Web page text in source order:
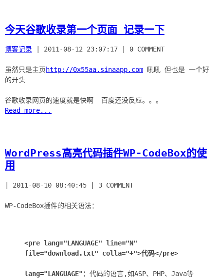
今天谷歌收录第一个页面 记录一下
博客记录 2011-08-12 23:07:17 0 COMMENT
虽然只是主页http://0x55aa.sinaapp.com 吼吼 但也是 一个好
的开头
Read more...
WordPress高亮代码插件WP-CodeBox的使
用
2011-08-10 08:40:45 3 COMMENT
WP-CodeBox插件的相关语法：
<pre lang="LANGUAGE" line="N"
file="download.txt" colla="+">代码</pre>
lang="LANGUAGE"： 代码的语言,如ASP、PHP、Java等